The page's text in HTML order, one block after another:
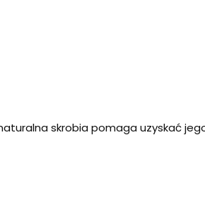
skrobia pomaga uzyskać